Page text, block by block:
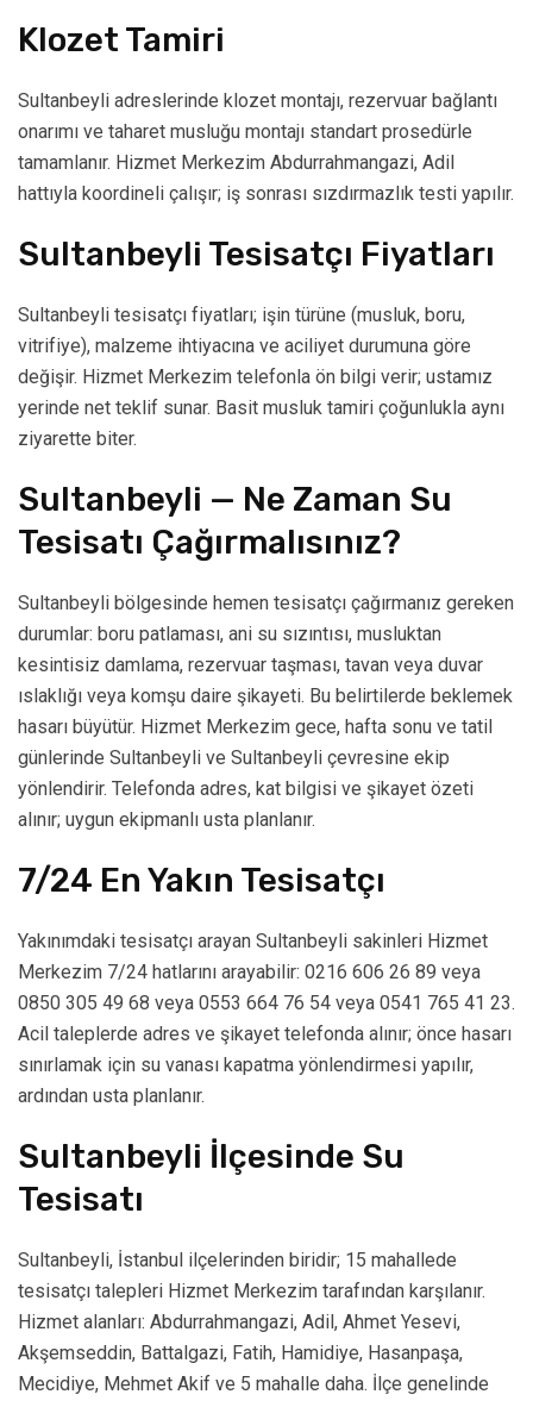
Klozet Tamiri
Sultanbeyli adreslerinde klozet montajı, rezervuar bağlantı
onarımı ve taharet musluğu montajı standart prosedürle
tamamlanır. Hizmet Merkezim Abdurrahmangazi, Adil
hattıyla koordineli çalışır; iş sonrası sızdırmazlık testi yapılır.
Sultanbeyli Tesisatçı Fiyatları
Sultanbeyli tesisatçı fiyatları; işin türüne (musluk, boru,
vitrifiye), malzeme ihtiyacına ve aciliyet durumuna göre
değişir. Hizmet Merkezim telefonla ön bilgi verir; ustamız
yerinde net teklif sunar. Basit musluk tamiri çoğunlukla aynı
ziyarette biter.
Sultanbeyli — Ne Zaman Su
Tesisatı Çağırmalısınız?
Sultanbeyli bölgesinde hemen tesisatçı çağırmanız gereken
durumlar: boru patlaması, ani su sızıntısı, musluktan
kesintisiz damlama, rezervuar taşması, tavan veya duvar
ıslaklığı veya komşu daire şikayeti. Bu belirtilerde beklemek
hasarı büyütür. Hizmet Merkezim gece, hafta sonu ve tatil
günlerinde Sultanbeyli ve Sultanbeyli çevresine ekip
yönlendirir. Telefonda adres, kat bilgisi ve şikayet özeti
alınır; uygun ekipmanlı usta planlanır.
7/24 En Yakın Tesisatçı
Yakınımdaki tesisatçı arayan Sultanbeyli sakinleri Hizmet
Merkezim 7/24 hatlarını arayabilir: 0216 606 26 89 veya
0850 305 49 68 veya 0553 664 76 54 veya 0541 765 41 23.
Acil taleplerde adres ve şikayet telefonda alınır; önce hasarı
sınırlamak için su vanası kapatma yönlendirmesi yapılır,
ardından usta planlanır.
Sultanbeyli İlçesinde Su
Tesisatı
Sultanbeyli, İstanbul ilçelerinden biridir; 15 mahallede
tesisatçı talepleri Hizmet Merkezim tarafından karşılanır.
Hizmet alanları: Abdurrahmangazi, Adil, Ahmet Yesevi,
Akşemseddin, Battalgazi, Fatih, Hamidiye, Hasanpaşa,
Mecidiye, Mehmet Akif ve 5 mahalle daha. İlçe genelinde